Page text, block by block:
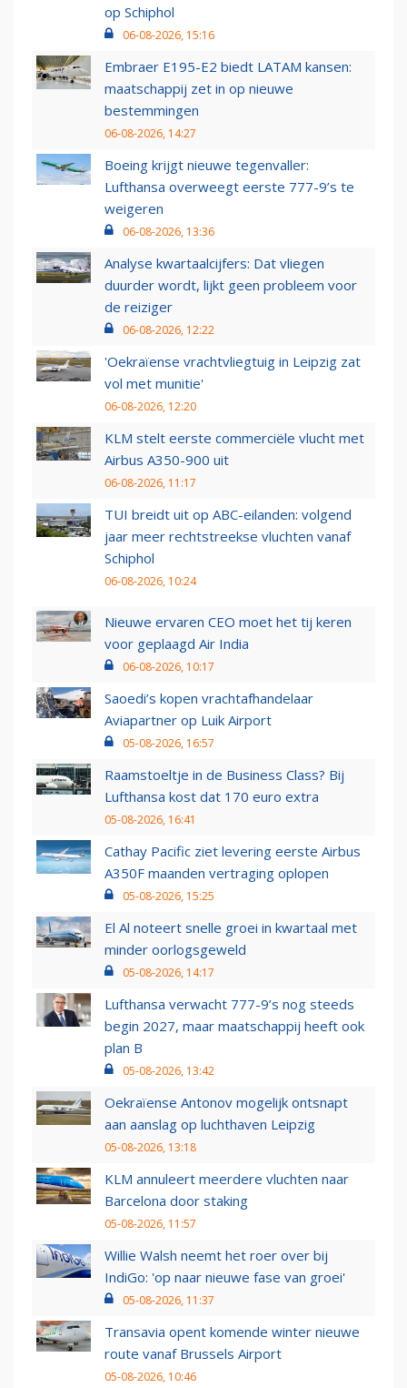
op Schiphol
06-08-2026, 15:16
Embraer E195-E2 biedt LATAM kansen:
maatschappij zet in op nieuwe
bestemmingen
06-08-2026, 14:27
Boeing krijgt nieuwe tegenvaller:
Lufthansa overweegt eerste 777-9’s te
weigeren
06-08-2026, 13:36
Analyse kwartaalcijfers: Dat vliegen
duurder wordt, lijkt geen probleem voor
de reiziger
06-08-2026, 12:22
'Oekraïense vrachtvliegtuig in Leipzig zat
vol met munitie'
06-08-2026, 12:20
KLM stelt eerste commerciële vlucht met
Airbus A350-900 uit
06-08-2026, 11:17
TUI breidt uit op ABC-eilanden: volgend
jaar meer rechtstreekse vluchten vanaf
Schiphol
06-08-2026, 10:24
Nieuwe ervaren CEO moet het tij keren
voor geplaagd Air India
06-08-2026, 10:17
Saoedi’s kopen vrachtafhandelaar
Aviapartner op Luik Airport
05-08-2026, 16:57
Raamstoeltje in de Business Class? Bij
Lufthansa kost dat 170 euro extra
05-08-2026, 16:41
Cathay Pacific ziet levering eerste Airbus
A350F maanden vertraging oplopen
05-08-2026, 15:25
El Al noteert snelle groei in kwartaal met
minder oorlogsgeweld
05-08-2026, 14:17
Lufthansa verwacht 777-9’s nog steeds
begin 2027, maar maatschappij heeft ook
plan B
05-08-2026, 13:42
Oekraïense Antonov mogelijk ontsnapt
aan aanslag op luchthaven Leipzig
05-08-2026, 13:18
KLM annuleert meerdere vluchten naar
Barcelona door staking
05-08-2026, 11:57
Willie Walsh neemt het roer over bij
IndiGo: 'op naar nieuwe fase van groei'
05-08-2026, 11:37
Transavia opent komende winter nieuwe
route vanaf Brussels Airport
05-08-2026, 10:46